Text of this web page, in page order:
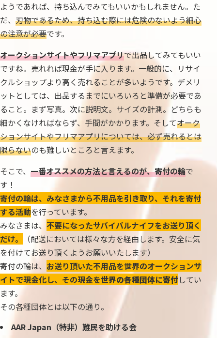
ようであれば、持ち込んでみてもいいかもしれません。た
だ、 刃物であるため、持ち込む際には危険のないよう細心
の注意が必要です。
オークションサイトやフリマアプリで出品してみてもいい
ですね。売れれば現金が手に入ります。一般的に、リサイ
クルショップより高く売れることが多いようです。デメリ
ットとしては、出品するまでにいろいろと準備が必要であ
ること。まず写真。次に説明文。サイズの計測。どちらも
細かくなければならず、手間がかかります。そしてオーク
ションサイトやフリマアプリについては、必ず売れるとは
限らないのも難しいところと言えます。
そこで、 一番オススメの方法と言えるのが、寄付の輪で
す！
寄付の輪は、みなさまから不用品を引き取り、それを寄付
する活動を行っています。
みなさまは、 不要になったサバイバルナイフをお送り頂く
だけ。
（配送においては様々な方を経由します。安全に気
を付けてお送り頂くようお願いいたします）
寄付の輪は、 お送り頂いた不用品を世界のオークションサ
イトで現金化し、その現金を世界の各種団体に寄付してい
ます。
その各種団体とは以下の通り。
AAR Japan（特非）難民を助ける会